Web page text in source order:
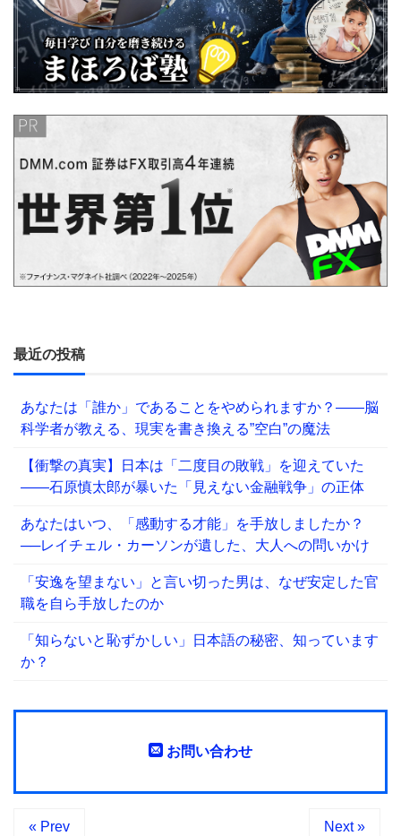
最近の投稿
あなたは「誰か」であることをやめられますか？——脳
科学者が教える、現実を書き換える”空白”の魔法
【衝撃の真実】日本は「二度目の敗戦」を迎えていた
――石原慎太郎が暴いた「見えない金融戦争」の正体
あなたはいつ、「感動する才能」を手放しましたか？
──レイチェル・カーソンが遺した、大人への問いかけ
「安逸を望まない」と言い切った男は、なぜ安定した官
職を自ら手放したのか
「知らないと恥ずかしい」日本語の秘密、知っています
か？
お問い合わせ
« Prev Next »